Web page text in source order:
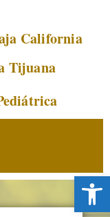
Abrir
California
Tijuana